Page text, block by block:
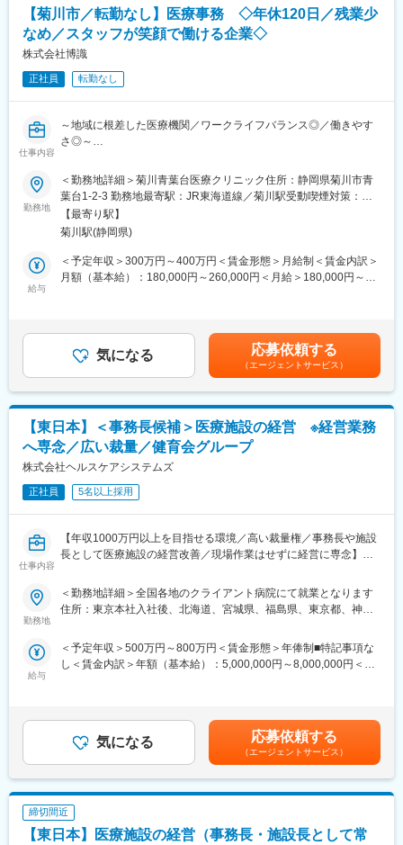
└既存顧客やグループ内からの紹介、反響（問い合わせ）への対
応 8割
└テレマーケティング 2割
・クライアントとの商談
└社員食堂開設に当たり、「どのようなメニューにしたい？どん
なコンセプトの食堂としたいか？」 など詳細内容を提案しま
す。
・社内関係部署との企画立案
└営業部隊、サポート部隊、管理栄養士、アフターフォロー部
隊 など他部署の方々と連携して準備を進めます。
ご契約を頂くまでに説明会＆試食会を重ねていきます。平均4～5
社程度で競合となります。
■魅力ポイント
た提案が可能です。
・社食を持っている企業向けの提案のため、顧客先はプライム上
を生かした、顧客満足度高いサービス提供を行うことが可能で
す。
■組織構成
部長（1名）、副部長（1名）、アシスタント・マネージャー(１
名)、メンバー（２名)
■働き方｜柔軟＆効率的な環境
・働きやすい柔軟な就労環境(フレックス制度、リモート可、時短
制度等)、残業も月20～30時間程度です（繁忙期による）。
■こんな方に向いています
案したい
・フードサービス、施設運営など“形に残るサービス”を提案したい
変更の範囲：会社の定める業務
【菊川市／転勤なし】医療事務 ◇年休120日／残業少
なめ／スタッフが笑顔で働ける企業◇
株式会社博識
正社員 転勤なし
仕事内容
～地域に根差した医療機関／ワークライフバランス◎／働きやす
さ◎～
■業務内容：
菊川青葉台医療クリニックの外来の受付窓口対応および会計や電
話対応など事務業務全般をお任せいたします。電子カルテシステ
ムを導入しているため、パソコンでの業務が中心となります。
■業務詳細：
・外来の窓口対応
・医師事務作業の補助 など
ため、生活とお仕事を両立しながら安定的に働くことができま
す。
・やりがいを感じやすい仕事
医療事務の魅力の一つは、患者様と直接触れ合う機会が多いこと
です。患者様の不安や疑問に寄り添い、サポートすることで感謝
の言葉をいただくことも多く、その瞬間に大きなやりがいを感じ
ることができます。患者様との信頼関係を築き、医療の現場での
一翼を担う喜びをぜひ実感してください。
菊川青葉台医療クリニックは、患者さん一人ひとりの心に寄り添
い、あたたかい医療を提供する地域医療に貢献するクリニックで
ブランクのある方も、未経験の方も大歓迎。あなたの想いとやさ
しさを、ぜひ私たちと一緒に活かしてください。
勤務地
＜勤務地詳細＞菊川青葉台医療クリニック住所：静岡県菊川市青
葉台1-2-3 勤務地最寄駅：JR東海道線／菊川駅受動喫煙対策：屋
内全面禁煙変更の範囲：会社の定める事業所
【最寄り駅】
菊川駅(静岡県)
給与
＜予定年収＞300万円～400万円＜賃金形態＞月給制＜賃金内訳＞
月額（基本給）：180,000円～260,000円＜月給＞180,000円～
す。月給(月額)は固定手当を含めた表記です。
気になる 応募依頼する
（エージェントサービス）
【東日本】＜事務長候補＞医療施設の経営 ※経営業務
へ専念／広い裁量／健育会グループ
株式会社ヘルスケアシステムズ
正社員 5名以上採用
仕事内容
【年収1000万円以上を目指せる環境／高い裁量権／事務長や施設
長として医療施設の経営改善／現場作業はせずに経営に専念】
医療施設・介護施設の事務長候補として常駐し、数年以内には事
務長や施設長として、財務・組織運営・人材等の観点から業務改
験を活かすことができる環境です。
■職務詳細
的に経営実務を行う」医療コンサルティング会社は業界で当社の
みです。経営管理の手法であるバランススコアカード（BSC）に
よる分析をベースに、理論だけでなく実際の経営改善に至るまで
直接支援します。病院経営改善に必要な資料、ノウハウは全て当
社に揃っています。自ら進んでそれらを吸収、活用し自身の力を
大いに発揮して下さい。
■大幅年収UPが見込める環境
勤務地
＜勤務地詳細＞全国各地のクライアント病院にて就業となります
住所：東京本社入社後、北海道、宮城県、福島県、東京都、神奈
社の定める事業所
給与
＜予定年収＞500万円～800万円＜賃金形態＞年俸制■特記事項な
し＜賃金内訳＞年額（基本給）：5,000,000円～8,000,000円＜月
気になる 応募依頼する
（エージェントサービス）
締切間近
【東日本】医療施設の経営（事務長・施設長として常